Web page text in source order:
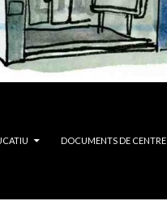
DOCUMENTS DE CENTRE